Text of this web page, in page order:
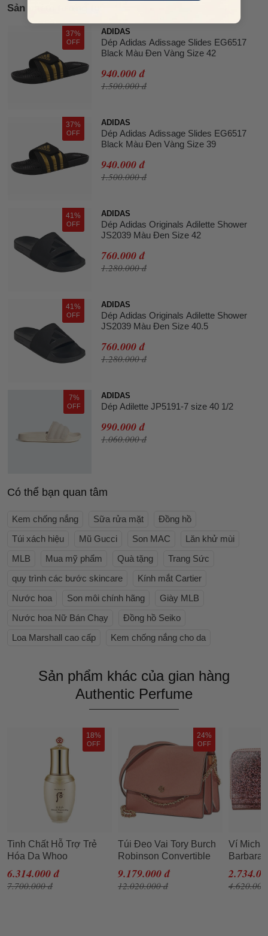
Sản phẩm tương tự
37%
OFF
ADIDAS
Dép Adidas Adissage Slides EG6517
Black Màu Đen Vàng Size 42
940.000 đ
1.500.000 đ
37%
OFF
ADIDAS
Dép Adidas Adissage Slides EG6517
Black Màu Đen Vàng Size 39
940.000 đ
1.500.000 đ
41%
OFF
ADIDAS
Dép Adidas Originals Adilette Shower
JS2039 Màu Đen Size 42
760.000 đ
1.280.000 đ
41%
OFF
ADIDAS
Dép Adidas Originals Adilette Shower
JS2039 Màu Đen Size 40.5
760.000 đ
1.280.000 đ
7%
OFF
ADIDAS
Dép Adilette JP5191-7 size 40 1/2
990.000 đ
1.060.000 đ
Có thể bạn quan tâm
Kem chống nắng Sữa rửa mặt
Đồng hồ
Túi xách hiệu
Mũ Gucci Son MAC
Lăn khử mùi
MLB
Mua mỹ phẩm Quà tặng
Trang Sức
quy trình các bước skincare
Kính mắt Cartier
Nước hoa
Son môi chính hãng
Giày MLB
Nước hoa Nữ Bán Chạy
Đồng hồ Seiko
Loa Marshall cao cấp
Kem chống nắng cho da
Sản phẩm khác của gian hàng
Authentic Perfume
18%
OFF
Tinh Chất Hỗ Trợ Trẻ
Hóa Da Whoo
Cheonyuldan
Regenerating Essence
6.314.000 đ
7.700.000 đ
24%
OFF
Túi Đeo Vai Tory Burch
Robinson Convertible
Shoulder Bag- Tramonto
Cho Nữ
9.179.000 đ
12.020.000 đ
Ví
Barbara
Metallic
Rose